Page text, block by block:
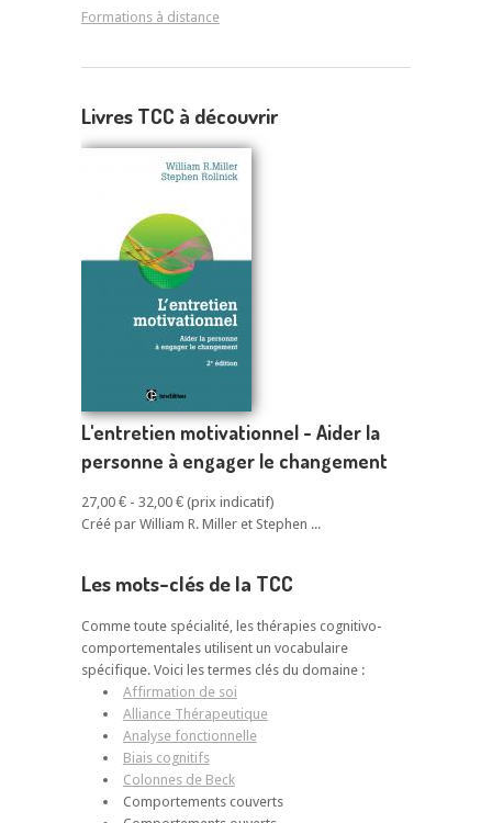
Formations à distance
Livres TCC à découvrir
L'entretien motivationnel - Aider la
personne à engager le changement
27,00 € - 32,00 €
Créé par William R. Miller et Stephen ...
Les mots-clés de la TCC
Comme toute spécialité, les thérapies cognitivo-
comportementales utilisent un vocabulaire
spécifique. Voici les termes clés du domaine :
Affirmation de soi
Alliance Thérapeutique
Analyse fonctionnelle
Biais cognitifs
Colonnes de Beck
Comportements couverts